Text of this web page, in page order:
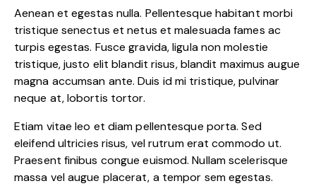
Aenean et egestas nulla. Pellentesque habitant morbi
tristique senectus et netus et malesuada fames ac
turpis egestas. Fusce gravida, ligula non molestie
tristique, justo elit blandit risus, blandit maximus augue
magna accumsan ante. Duis id mi tristique, pulvinar
neque at, lobortis tortor.
Etiam vitae leo et diam pellentesque porta. Sed
eleifend ultricies risus, vel rutrum erat commodo ut.
Praesent finibus congue euismod. Nullam scelerisque
massa vel augue placerat, a tempor sem egestas.